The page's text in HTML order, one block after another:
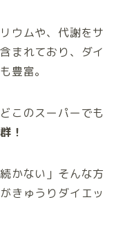
ウムや、代謝をサ
まれており、ダイ
豊富。
このスーパーでも
！
かない」そんな方
きゅうりダイエッ